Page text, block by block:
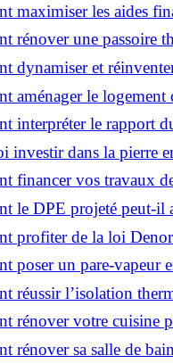
maximiser les aides
?
rénover une passoire
durable ?
dynamiser et
Cœur de Ville ?
aménager le logement
obtenir des aides
interpréter le rapport
l'essentiel ?
investir dans la pierre
?
financer vos travaux
et solutions pratiques
le DPE projeté peut-il
votre bien ?
profiter de la loi
l'ancien et
poser un pare-vapeur
: rôle et erreurs à
réussir l’isolation
maison économe en
rénover votre cuisine
de vie ?
rénover sa salle de